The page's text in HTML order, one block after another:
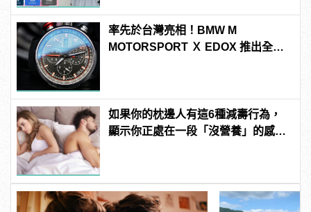
率先於台灣亮相！BMW M
MOTORSPORT Ｘ EDOX 推出全新
如果你的枕邊人有這6種減壽行為，
顯示你正處在一段「沒營養」的感情